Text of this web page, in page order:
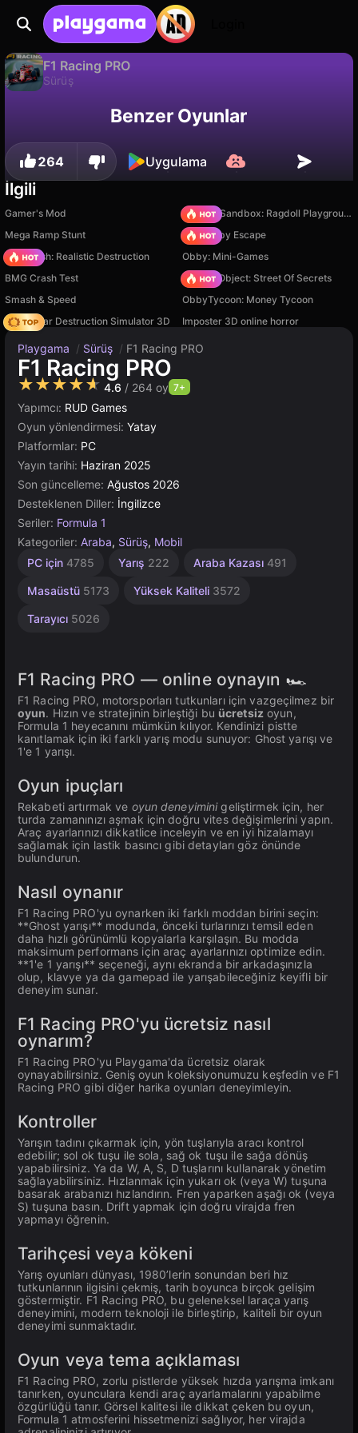
F1 Racing PRO
Sürüş
Benzer Oyunlar
264 Uygulama
İlgili
Gamer's Mod
Sprunki Sandbox: Ragdoll Playground Mode
Mega Ramp Stunt
Your Obby Escape
Car Crush: Realistic Destruction
Obby: Mini-Games
BMG Crash Test
Hidden Object: Street Of Secrets
Smash & Speed
ObbyTycoon: Money Tycoon
Online Car Destruction Simulator 3D
Imposter 3D online horror
Playgama / Sürüş / F1 Racing PRO
F1 Racing PRO
★★★★★ 4.6 / 264 oy 7+
Yapımcı: RUD Games
Oyun yönlendirmesi: Yatay
Platformlar: PC
Yayın tarihi: Haziran 2025
Son güncelleme: Ağustos 2026
Desteklenen Diller: İngilizce
Seriler: Formula 1
Kategoriler: Araba, Sürüş, Mobil
PC için 4785 Yarış 222 Araba Kazası 491
Masaüstü 5173 Yüksek Kaliteli 3572
Tarayıcı 5026
Unity
3175
F1 Racing PRO — online oynayın 🏎️
F1 Racing PRO, motorsporları tutkunları için vazgeçilmez bir
oyun. Hızın ve stratejinin birleştiği bu ücretsiz oyun,
Formula 1 heyecanını mümkün kılıyor. Kendinizi pistte
kanıtlamak için iki farklı yarış modu sunuyor: Ghost yarışı ve
1'e 1 yarışı.
Oyun ipuçları
Rekabeti artırmak ve oyun deneyiminigeliştirmek için, her
turda zamanınızı aşmak için doğru vites değişimlerini yapın.
Araç ayarlarınızı dikkatlice inceleyin ve en iyi hizalamayı
sağlamak için lastik basıncı gibi detayları göz önünde
bulundurun.
Nasıl oynanır
F1 Racing PRO'yu oynarken iki farklı moddan birini seçin:
**Ghost yarışı** modunda, önceki turlarınızı temsil eden
daha hızlı görünümlü kopyalarla karşılaşın. Bu modda
maksimum performans için araç ayarlarınızı optimize edin.
**1'e 1 yarışı** seçeneği, aynı ekranda bir arkadaşınızla
olup, klavye ya da gamepad ile yarışabileceğiniz keyifli bir
deneyim sunar.
F1 Racing PRO'yu ücretsiz nasıl
oynarım?
F1 Racing PRO'yu Playgama'da ücretsiz olarak
oynayabilirsiniz. Geniş oyun koleksiyonumuzu keşfedin ve F1
Racing PRO gibi diğer harika oyunları deneyimleyin.
Kontroller
Yarışın tadını çıkarmak için, yön tuşlarıyla aracı kontrol
edebilir; sol ok tuşu ile sola, sağ ok tuşu ile sağa dönüş
yapabilirsiniz. Ya da W, A, S, D tuşlarını kullanarak yönetim
sağlayabilirsiniz. Hızlanmak için yukarı ok (veya W) tuşuna
basarak arabanızı hızlandırın. Fren yaparken aşağı ok (veya
S) tuşuna basın. Drift yapmak için doğru virajda fren
yapmayı öğrenin.
Tarihçesi veya kökeni
Yarış oyunları dünyası, 1980’lerin sonundan beri hız
tutkunlarının ilgisini çekmiş, tarih boyunca birçok gelişim
göstermiştir. F1 Racing PRO, bu geleneksel laraça yarış
deneyimini, modern teknoloji ile birleştirip, kaliteli bir oyun
deneyimi sunmaktadır.
Oyun veya tema açıklaması
F1 Racing PRO, zorlu pistlerde yüksek hızda yarışma imkanı
tanırken, oyunculara kendi araç ayarlamalarını yapabilme
özgürlüğü tanır. Görsel kalitesi ile dikkat çeken bu oyun,
Formula 1 atmosferini hissetmenizi sağlıyor, her virajda